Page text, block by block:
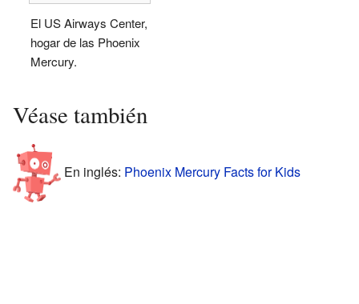
El US Airways Center,
hogar de las Phoenix
Mercury.
Véase también
En inglés: Phoenix Mercury Facts for Kids